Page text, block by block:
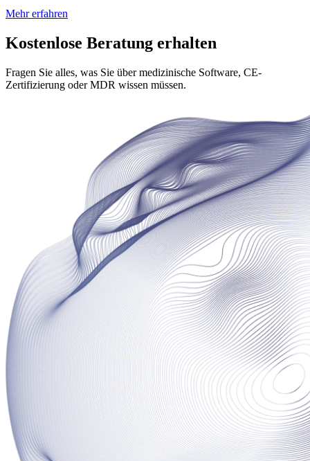
Mehr erfahren
Kostenlose Beratung erhalten
Fragen Sie alles, was Sie über medizinische Software, CE-
Zertifizierung oder MDR wissen müssen.